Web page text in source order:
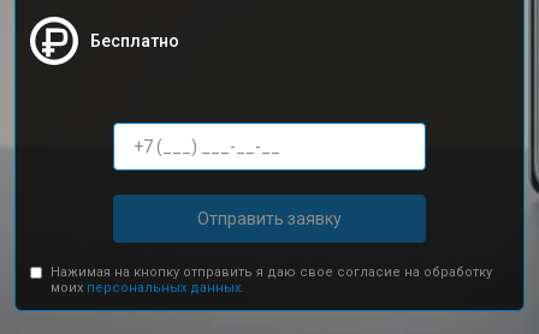
Бесплатно
Отправить заявку
Нажимая на кнопку отправить я даю свое согласие на обработку
моих персональных данных.